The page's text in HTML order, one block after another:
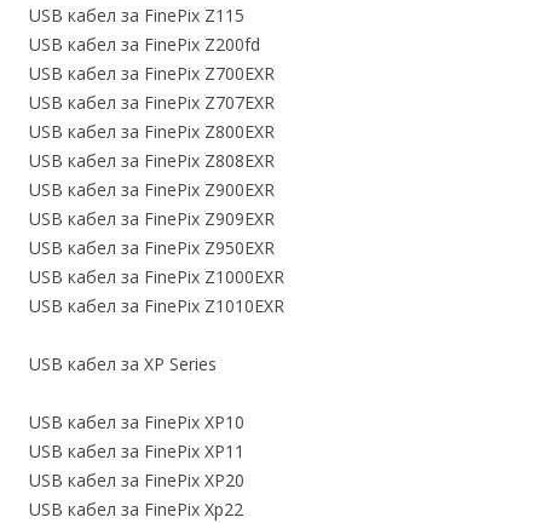
USB кабел за FinePix Z115
USB кабел за FinePix Z200fd
USB кабел за FinePix Z700EXR
USB кабел за FinePix Z707EXR
USB кабел за FinePix Z800EXR
USB кабел за FinePix Z808EXR
USB кабел за FinePix Z900EXR
USB кабел за FinePix Z909EXR
USB кабел за FinePix Z950EXR
USB кабел за FinePix Z1000EXR
USB кабел за FinePix Z1010EXR
USB кабел за XP Series
USB кабел за FinePix XP10
USB кабел за FinePix XP11
USB кабел за FinePix XP20
USB кабел за FinePix Хр22